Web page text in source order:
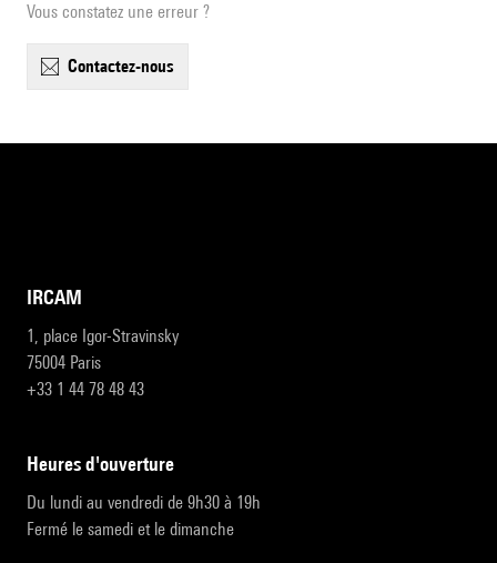
Vous constatez une erreur ?
contactez-nous
IRCAM
1, place Igor-Stravinsky
75004 Paris
+33 1 44 78 48 43
heures d'ouverture
Du lundi au vendredi de 9h30 à 19h
Fermé le samedi et le dimanche